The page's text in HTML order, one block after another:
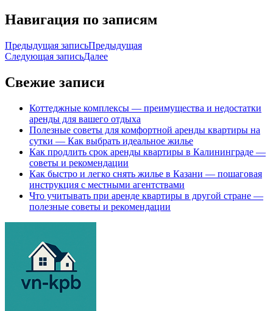
Навигация по записям
Предыдущая записьПредыдущая
Следующая записьДалее
Свежие записи
Коттеджные комплексы — преимущества и недостатки
аренды для вашего отдыха
Полезные советы для комфортной аренды квартиры на
сутки — Как выбрать идеальное жилье
Как продлить срок аренды квартиры в Калининграде —
советы и рекомендации
Как быстро и легко снять жилье в Казани — пошаговая
инструкция с местными агентствами
Что учитывать при аренде квартиры в другой стране —
полезные советы и рекомендации